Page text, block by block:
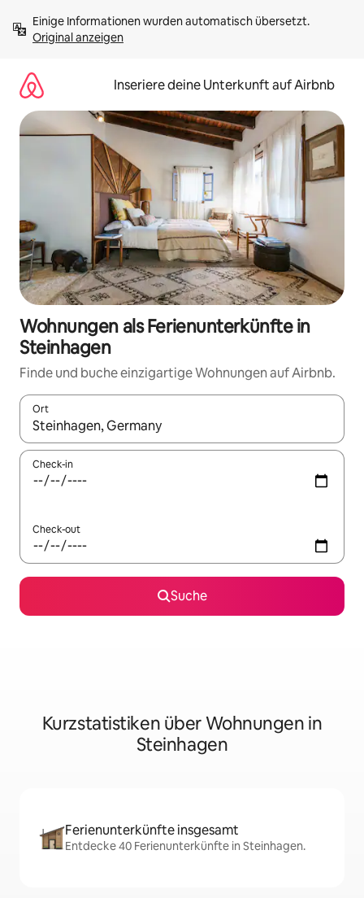
Inhalten
springenOriginal anzeigen
Inseriere deine Unterkunft auf Airbnb
Wohnungen als Ferienunterkünfte in
Steinhagen
Finde und buche einzigartige Wohnungen auf Airbnb.
Ort
Wenn Ergebnisse verfügbar sind, navigiere mit den
Check-in
Check-out
Suche
Kurzstatistiken über Wohnungen in
Steinhagen
Ferienunterkünfte insgesamt
Entdecke 40 Ferienunterkünfte in Steinhagen.